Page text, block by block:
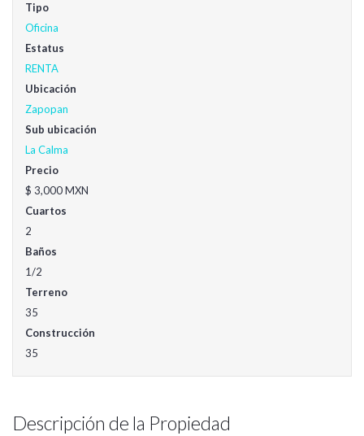
Tipo
Oficina
Estatus
RENTA
Ubicación
Zapopan
Sub ubicación
La Calma
Precio
$ 3,000 MXN
Cuartos
2
Baños
1/2
Terreno
35
Construcción
35
Descripción de la Propiedad